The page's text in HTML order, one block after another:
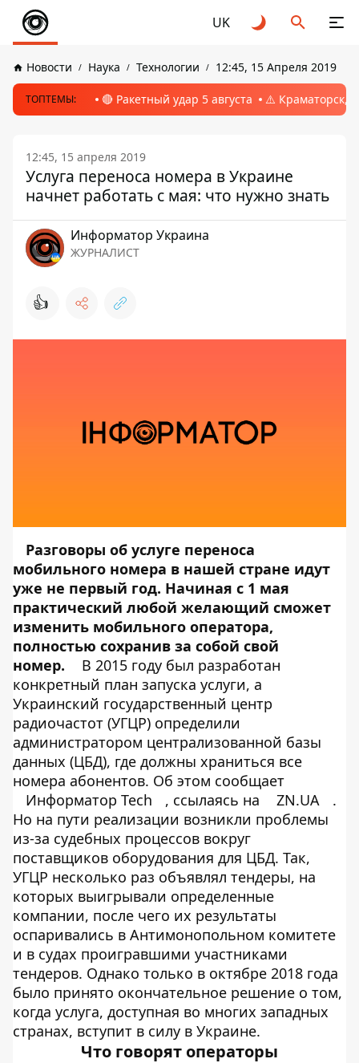
UK
Новости Наука Технологии 12:45, 15 Апреля 2019
ТОПТЕМЫ: 🔴 Ракетный удар 5 августа ⚠️ Краматорск,
12:45, 15 апреля 2019
Услуга переноса номера в Украине
начнет работать с мая: что нужно знать
Информатор Украина
ЖУРНАЛИСТ
👍
Разговоры об услуге переноса
мобильного номера в нашей стране идут
уже не первый год. Начиная с 1 мая
практический любой желающий сможет
изменить мобильного оператора,
полностью сохранив за собой свой
номер.
В 2015 году был разработан
конкретный план запуска услуги, а
Украинский государственный центр
радиочастот (УГЦР) определили
администратором централизованной базы
данных (ЦБД), где должны храниться все
номера абонентов. Об этом сообщает
Информатор Tech
, ссылаясь на ZN.UA
.
Но на пути реализации возникли проблемы
из-за судебных процессов вокруг
поставщиков оборудования для ЦБД. Так,
УГЦР несколько раз объявлял тендеры, на
которых выигрывали определенные
компании, после чего их результаты
оспаривались в Антимонопольном комитете
и в судах проигравшими участниками
тендеров. Однако только в октябре 2018 года
было принято окончательное решение о том,
когда услуга, доступная во многих западных
странах, вступит в силу в Украине.
Что говорят операторы